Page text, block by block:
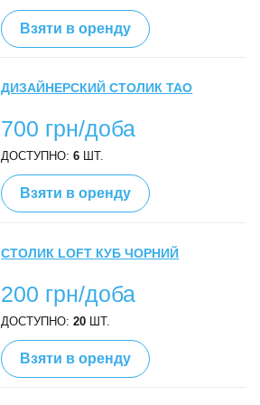
Взяти в оренду
ДИЗАЙНЕРСКИЙ СТОЛИК TAO
700 грн/доба
ДОСТУПНО:6 ШТ.
Взяти в оренду
СТОЛИК LOFT КУБ ЧОРНИЙ
200 грн/доба
ДОСТУПНО:20 ШТ.
Взяти в оренду